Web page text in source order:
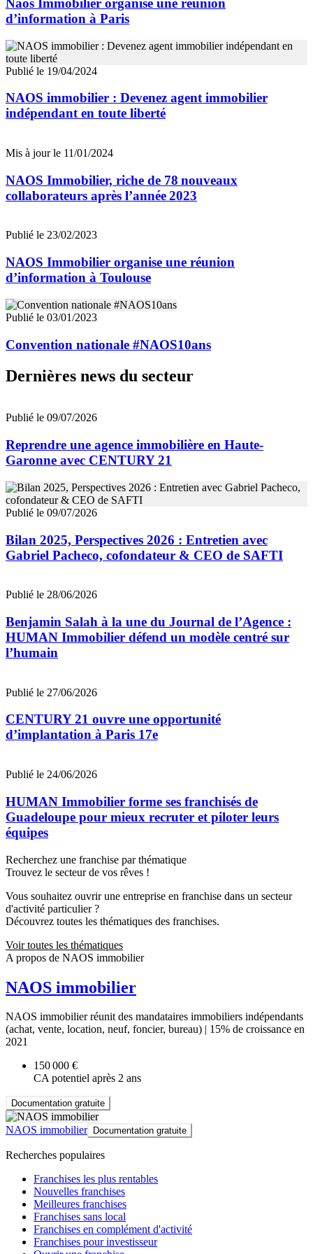
Naos Immobilier organise une réunion
d’information à Paris
Publié le 19/04/2024
NAOS immobilier : Devenez agent immobilier
indépendant en toute liberté
Mis à jour le 11/01/2024
NAOS Immobilier, riche de 78 nouveaux
collaborateurs après l’année 2023
Publié le 23/02/2023
NAOS Immobilier organise une réunion
d’information à Toulouse
Publié le 03/01/2023
Convention nationale #NAOS10ans
Dernières news du secteur
Publié le 09/07/2026
Reprendre une agence immobilière en Haute-
Garonne avec CENTURY 21
Publié le 09/07/2026
Bilan 2025, Perspectives 2026 : Entretien avec
Gabriel Pacheco, cofondateur & CEO de SAFTI
Publié le 28/06/2026
Benjamin Salah à la une du Journal de l’Agence :
HUMAN Immobilier défend un modèle centré sur
l’humain
Publié le 27/06/2026
CENTURY 21 ouvre une opportunité
d’implantation à Paris 17e
Publié le 24/06/2026
HUMAN Immobilier forme ses franchisés de
Guadeloupe pour mieux recruter et piloter leurs
équipes
Recherchez une franchise par thématique
Trouvez le secteur de vos rêves !
Vous souhaitez ouvrir une entreprise en franchise dans un secteur
d'activité particulier ?
Découvrez toutes les thématiques des franchises.
Voir toutes les thématiques
A propos de NAOS immobilier
NAOS immobilier
NAOS immobilier réunit des mandataires immobiliers indépendants
(achat, vente, location, neuf, foncier, bureau) | 15% de croissance en
2021
150 000 €
CA potentiel après 2 ans
Documentation gratuite
NAOS immobilier Documentation gratuite
Recherches populaires
Franchises les plus rentables
Nouvelles franchises
Meilleures franchises
Franchises sans local
Franchises en complément d'activité
Franchises pour investisseur